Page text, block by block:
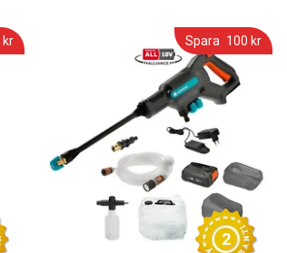
kr Spara 100 kr
2